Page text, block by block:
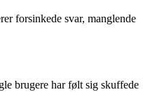
forsinkede svar, manglende
brugere har følt sig skuffede